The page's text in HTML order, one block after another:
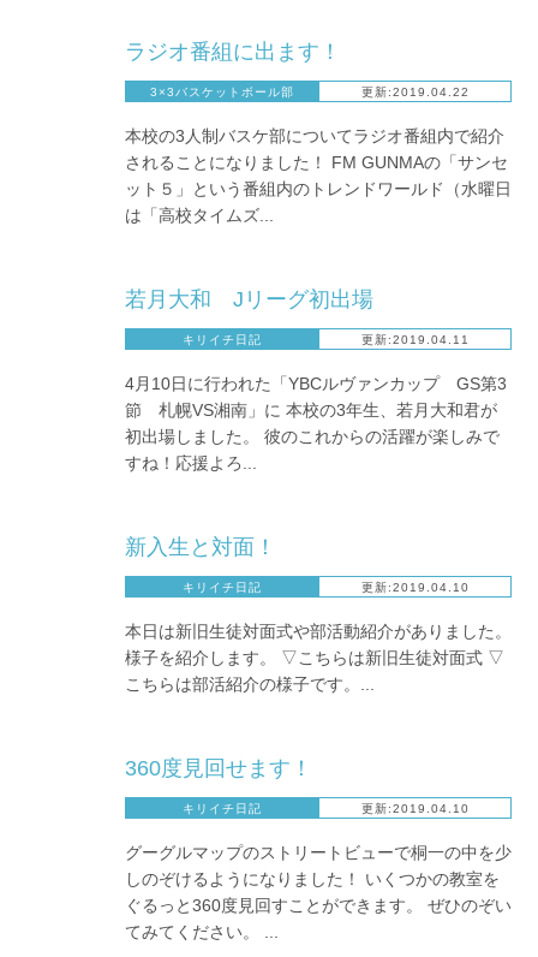
ラジオ番組に出ます！
3×3バスケットボール部 更新:2019.04.22
本校の3人制バスケ部についてラジオ番組内で紹介
されることになりました！ FM GUNMAの「サンセ
ット５」という番組内のトレンドワールド（水曜日
は「高校タイムズ...
若月大和 Jリーグ初出場
キリイチ日記 更新:2019.04.11
4月10日に行われた「YBCルヴァンカップ GS第3
節 札幌VS湘南」に 本校の3年生、若月大和君が
初出場しました。 彼のこれからの活躍が楽しみで
すね！応援よろ...
新入生と対面！
キリイチ日記 更新:2019.04.10
本日は新旧生徒対面式や部活動紹介がありました。
様子を紹介します。 ▽こちらは新旧生徒対面式 ▽
こちらは部活紹介の様子です。...
360度見回せます！
キリイチ日記 更新:2019.04.10
グーグルマップのストリートビューで桐一の中を少
しのぞけるようになりました！ いくつかの教室を
ぐるっと360度見回すことができます。 ぜひのぞい
てみてください。 ...